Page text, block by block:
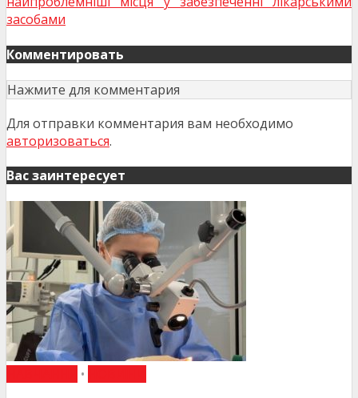
засобами
Комментировать
Нажмите для комментария
Для отправки комментария вам необходимо
авторизоваться.
Вас заинтересует
•